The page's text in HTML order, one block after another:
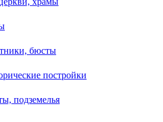
бюсты
постройки
подземелья